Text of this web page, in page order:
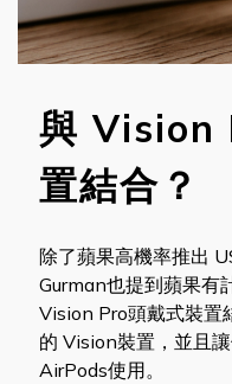
與 Vision
置結合？
除了蘋果高機率推出
Gurman也提到蘋果有
Vision Pro頭戴式裝置
的 Vision裝置，並且
AirPods使用。